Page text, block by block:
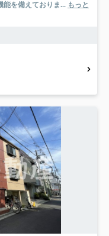
能を備えておりま... もっと